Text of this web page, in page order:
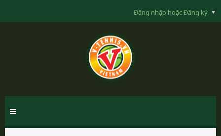
Đăng nhập hoặc Đăng ký